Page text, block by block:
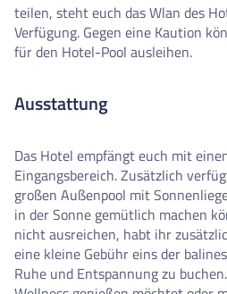
teilen, steht euch das Wlan des
Verfügung. Gegen eine Kaution
für den Hotel-Pool ausleihen.
Ausstattung
Das Hotel empfängt euch mit
Eingangsbereich. Zusätzlich
großen Außenpool mit
in der Sonne gemütlich machen
nicht ausreichen, habt ihr
eine kleine Gebühr eins der
Ruhe und Entspannung zu